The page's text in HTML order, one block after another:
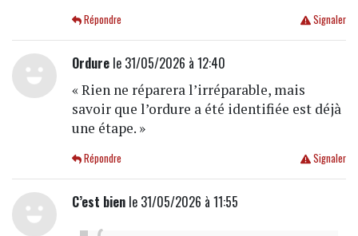
Signaler
Répondre
Ordurele 31/05/2026 à 12:40
« Rien ne réparera l’irréparable, mais
savoir que l’ordure a été identifiée est déjà
une étape. »
Signaler
Répondre
C’est bienle 31/05/2026 à 11:55